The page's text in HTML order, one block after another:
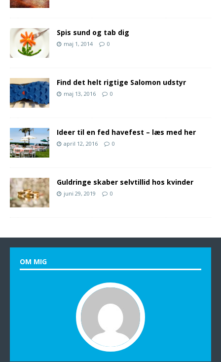
Spis sund og tab dig
maj 1, 2014 0
Find det helt rigtige Salomon udstyr
maj 13, 2016 0
Ideer til en fed havefest – læs med her
april 12, 2016 0
Guldringe skaber selvtillid hos kvinder
juni 29, 2019 0
OM MIG